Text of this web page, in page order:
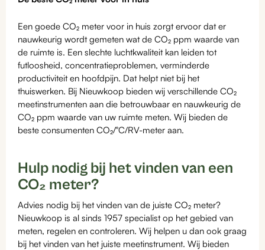
Een goede CO₂ meter voor in huis zorgt ervoor dat er
nauwkeurig wordt gemeten wat de CO₂ ppm waarde van
de ruimte is. Een slechte luchtkwaliteit kan leiden tot
futloosheid, concentratieproblemen, verminderde
productiviteit en hoofdpijn. Dat helpt niet bij het
thuiswerken. Bij Nieuwkoop bieden wij verschillende CO₂
meetinstrumenten aan die betrouwbaar en nauwkeurig de
CO₂ ppm waarde van uw ruimte meten. Wij bieden de
beste consumenten CO₂/°C/RV-meter aan.
Hulp nodig bij het vinden van een
CO₂ meter?
Advies nodig bij het vinden van de juiste CO₂ meter?
Nieuwkoop is al sinds 1957 specialist op het gebied van
meten, regelen en controleren. Wij helpen u dan ook graag
bij het vinden van het juiste meetinstrument. Wij bieden